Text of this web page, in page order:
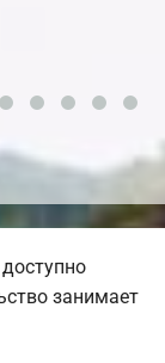
занимает